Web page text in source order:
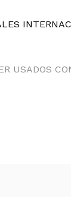
USADOS